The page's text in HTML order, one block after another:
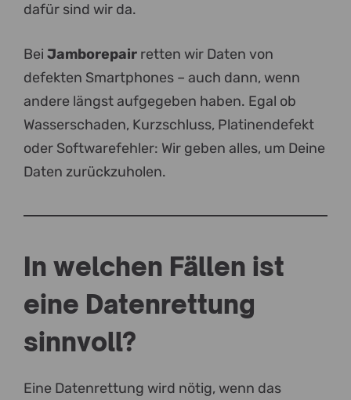
dafür sind wir da.
Bei Jamborepair retten wir Daten von
defekten Smartphones – auch dann, wenn
andere längst aufgegeben haben. Egal ob
Wasserschaden, Kurzschluss, Platinendefekt
oder Softwarefehler: Wir geben alles, um Deine
Daten zurückzuholen.
In welchen Fällen ist
eine Datenrettung
sinnvoll?
Eine Datenrettung wird nötig, wenn das